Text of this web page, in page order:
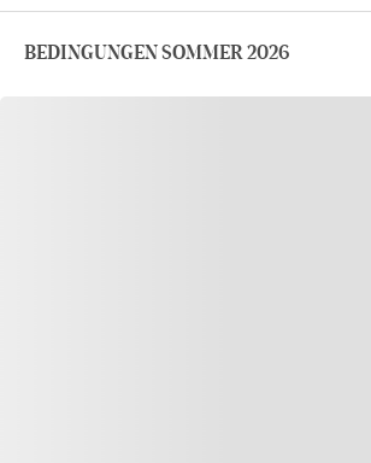
BEDINGUNGEN SOMMER 2026